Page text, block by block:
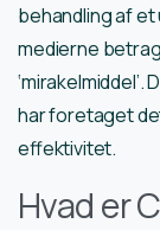
behandling af
medierne
har foretaget
effektivitet.
Hvad er